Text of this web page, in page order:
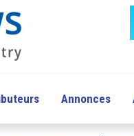
Annonces